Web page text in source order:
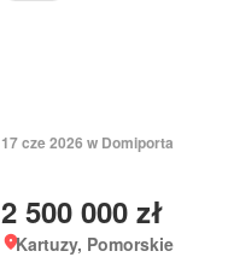
17 cze 2026 w Domiporta
2 500 000 zł
Kartuzy, Pomorskie